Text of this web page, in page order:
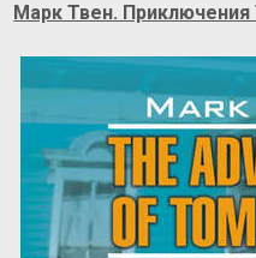
Марк Твен.